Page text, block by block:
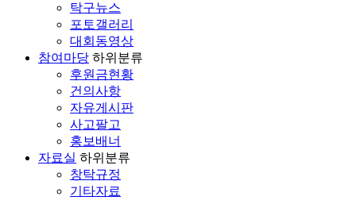
탁구뉴스
포토갤러리
대회동영상
참여마당 하위분류
후원금현황
건의사항
자유게시판
사고팔고
홍보배너
자료실 하위분류
창탁규정
기타자료